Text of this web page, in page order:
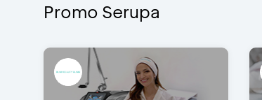
Promo Serupa